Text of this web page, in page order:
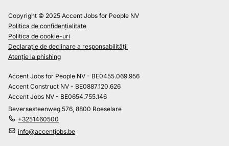
Copyright © 2025 Accent Jobs for People NV
Politica de confidențialitate
Politica de cookie-uri
Declarație de declinare a responsabilității
Atenție la phishing
Accent Jobs for People NV - BE0455.069.956
Accent Construct NV - BE0887.120.626
Accent Jobs NV - BE0654.755.146
Beversesteenweg 576, 8800 Roeselare
+3251460500
info@accentjobs.be